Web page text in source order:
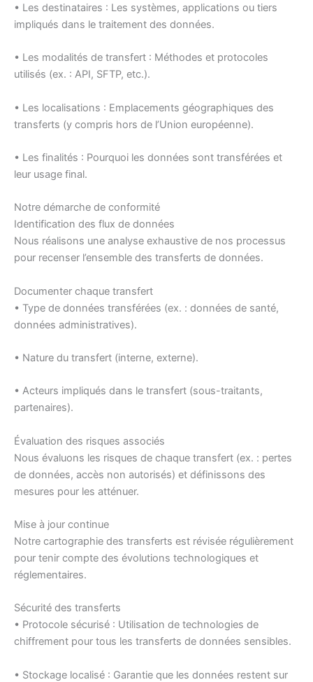
• Les destinataires : Les systèmes, applications ou tiers
impliqués dans le traitement des données.
• Les modalités de transfert : Méthodes et protocoles
utilisés (ex. : API, SFTP, etc.).
• Les localisations : Emplacements géographiques des
transferts (y compris hors de l’Union européenne).
• Les finalités : Pourquoi les données sont transférées et
leur usage final.
Notre démarche de conformité
Identification des flux de données
Nous réalisons une analyse exhaustive de nos processus
pour recenser l’ensemble des transferts de données.
Documenter chaque transfert
• Type de données transférées (ex. : données de santé,
données administratives).
• Nature du transfert (interne, externe).
• Acteurs impliqués dans le transfert (sous-traitants,
partenaires).
Évaluation des risques associés
Nous évaluons les risques de chaque transfert (ex. : pertes
de données, accès non autorisés) et définissons des
mesures pour les atténuer.
Mise à jour continue
Notre cartographie des transferts est révisée régulièrement
pour tenir compte des évolutions technologiques et
réglementaires.
Sécurité des transferts
• Protocole sécurisé : Utilisation de technologies de
chiffrement pour tous les transferts de données sensibles.
• Stockage localisé : Garantie que les données restent sur